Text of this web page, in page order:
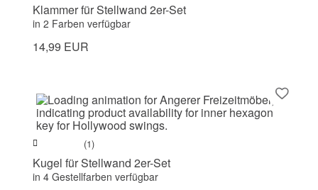
Klammer für Stellwand 2er-Set
in 2 Farben verfügbar
14,99 EUR
(1)
Kugel für Stellwand 2er-Set
in 4 Gestellfarben verfügbar